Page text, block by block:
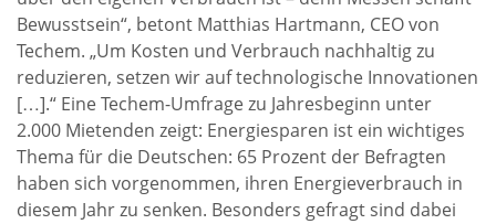
Bewusstsein“, betont Matthias Hartmann, CEO von
Techem. „Um Kosten und Verbrauch nachhaltig zu
reduzieren, setzen wir auf technologische Innovationen
[…].“ Eine Techem-Umfrage zu Jahresbeginn unter
2.000 Mietenden zeigt: Energiesparen ist ein wichtiges
Thema für die Deutschen: 65 Prozent der Befragten
haben sich vorgenommen, ihren Energieverbrauch in
diesem Jahr zu senken. Besonders gefragt sind dabei